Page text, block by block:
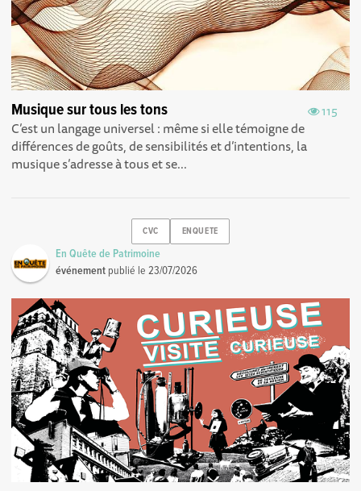
115
Musique sur tous les tons
C’est un langage universel : même si elle témoigne de
différences de goûts, de sensibilités et d’intentions, la
musique s’adresse à tous et se...
CVC ENQUETE
En Quête de Patrimoine
événement publié le23/07/2026